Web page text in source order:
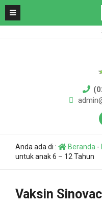
Anda ada di : Beranda -
untuk anak 6 – 12 Tahun
Vaksin